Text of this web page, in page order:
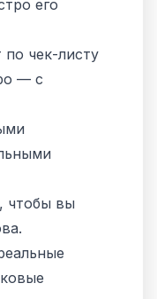
его
чек-листу
— с
чтобы вы